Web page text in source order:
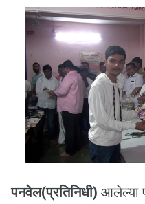
पनवेल(प्रतिनिधी) आलेल्या